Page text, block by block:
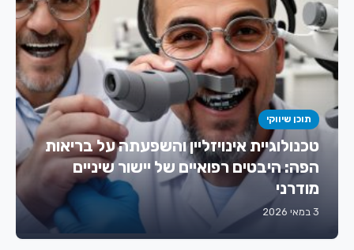
תוכן שיווקי
טכנולוגיית אינויזליין והשפעתה על בריאות
הפה: היבטים רפואיים של יישור שיניים
מודרני
3 במאי 2026